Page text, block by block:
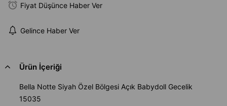
Fiyat Düşünce Haber Ver
Gelince Haber Ver
Ürün İçeriği
Bella Notte Siyah Özel Bölgesi Açık Babydoll Gecelik
15035